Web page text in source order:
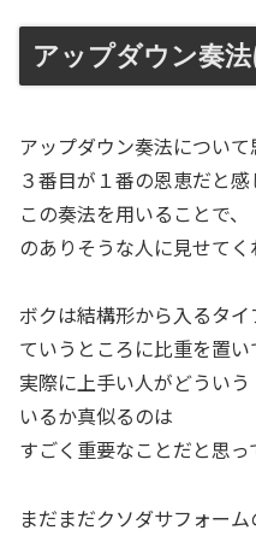
アップダウン奏
アップダウン奏法につい
３番目が１番の恩恵だと
この奏法を用いることで
のありそうな人に見せてく
ボクは結構形から入るタ
ていうところに比重を置
実際に上手い人がどうい
いるか真似るのは
すごく重要なことだと思っ
まだまだクソダサフォー